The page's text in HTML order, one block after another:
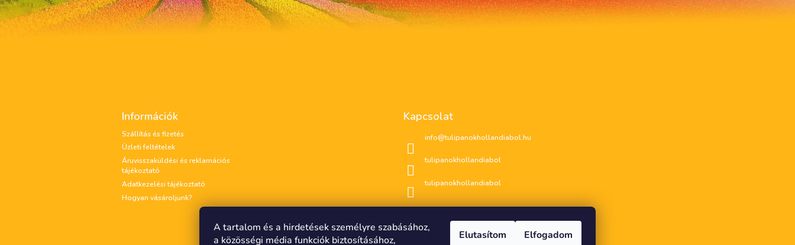
A tartalom és a hirdetések személyre szabásához,
a közösségi média funkciók biztosításához,
Elutasítom Elfogadom
Információk
Szállítás és fizetés
Üzleti feltételek
Áruvisszaküldési és reklamációs
tájékoztató
Adatkezelési tájékoztató
Hogyan vásároljunk?
Kapcsolat
info@tulipanokhollandiabol.hu
tulipanokhollandiabol
tulipanokhollandiabol